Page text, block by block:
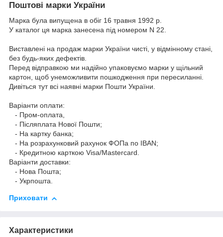
Поштові марки України
Марка була випущена в обіг 16 травня 1992 р.
У каталог ця марка занесена під номером N 22.
Виставлені на продаж марки України чисті, у відмінному стані,
без будь-яких дефектів.
Перед відправкою ми надійно упаковуємо марки у щільний
картон, щоб унеможливити пошкодження при пересиланні.
Дивіться тут всі наявні марки Пошти України.
Варіанти оплати:
- Пром-оплата,
- Післяплата Нової Пошти;
- На картку банка;
- На розрахунковий рахунок ФОПа по IBAN;
- Кредитною карткою Visa/Mastercard.
Варіанти доставки:
- Нова Пошта;
- Укрпошта.
Приховати
Характеристики